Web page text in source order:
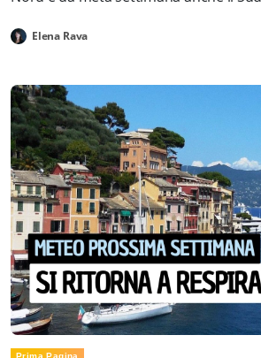
Elena Rava
Prima Pagina